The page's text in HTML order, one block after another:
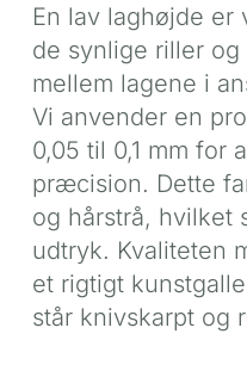
En lav laghøjde
de synlige riller
mellem lagene i
Vi anvender en
0,05 til 0,1 mm for
præcision. Dette
og hårstrå, hvilket
udtryk. Kvaliteten
et rigtigt
står knivskarpt og